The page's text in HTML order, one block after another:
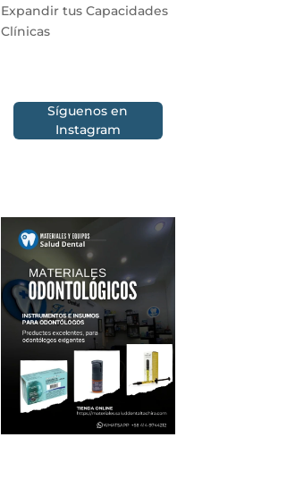
Expandir tus Capacidades
Clínicas
Síguenos en
Instagram